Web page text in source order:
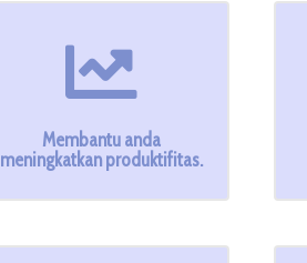
Membantu anda
meningkatkan produktifitas.